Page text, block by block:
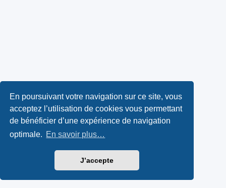
En poursuivant votre navigation sur ce site, vous
acceptez l’utilisation de cookies vous permettant
de bénéficier d’une expérience de navigation
optimale. En savoir plus…
J’accepte